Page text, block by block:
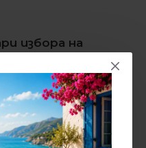
избора на
на телефоните на
сайта. Също така,
въпроси писмено
страницата на всеки